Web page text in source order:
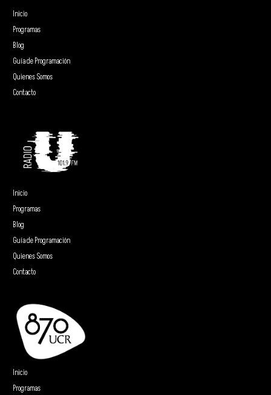
Inicio
Programas
Blog
Guía de Programación
Quienes Somos
Contacto
Inicio
Programas
Blog
Guía de Programación
Quienes Somos
Contacto
Inicio
Programas